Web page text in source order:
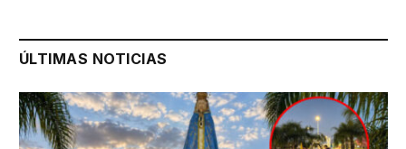
ÚLTIMAS NOTICIAS